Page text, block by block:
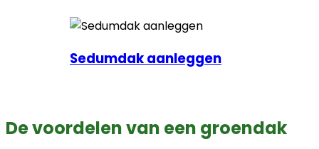
Sedumdak aanleggen
De voordelen van een groendak